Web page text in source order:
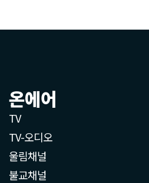
온에어
TV
TV-오디오
울림채널
불교채널